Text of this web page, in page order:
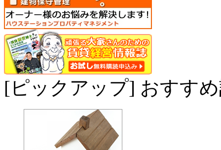
[ピックアップ] おすす